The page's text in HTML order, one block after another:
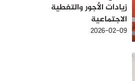
زيادات الأجور والتغطية
الاجتماعية
2026-02-09